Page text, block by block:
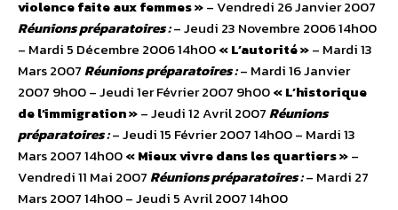
violence faite aux femmes »– Vendredi 26 Janvier 2007
Réunions préparatoires :– Jeudi 23 Novembre 2006 14h00
– Mardi 5 Décembre 2006 14h00« L’autorité »– Mardi 13
Mars 2007Réunions préparatoires :– Mardi 16 Janvier
2007 9h00 – Jeudi 1er Février 2007 9h00« L’historique
de l’immigration »– Jeudi 12 Avril 2007Réunions
préparatoires :– Jeudi 15 Février 2007 14h00 – Mardi 13
Mars 2007 14h00« Mieux vivre dans les quartiers »–
Vendredi 11 Mai 2007Réunions préparatoires :– Mardi 27
Mars 2007 14h00 – Jeudi 5 Avril 2007 14h00